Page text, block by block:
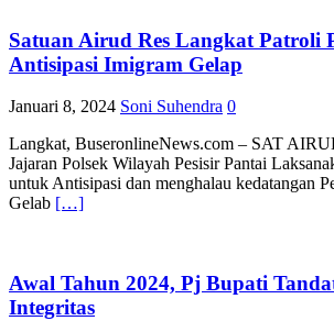
Satuan Airud Res Langkat Patroli
Antisipasi Imigram Gelap
Januari 8, 2024 Soni Suhendra 0
Langkat, BuseronlineNews.com – SAT
Jajaran Polsek Wilayah Pesisir Pantai
untuk Antisipasi dan menghalau kedatangan
Gelab […]
Awal Tahun 2024, Pj Bupati
Integritas